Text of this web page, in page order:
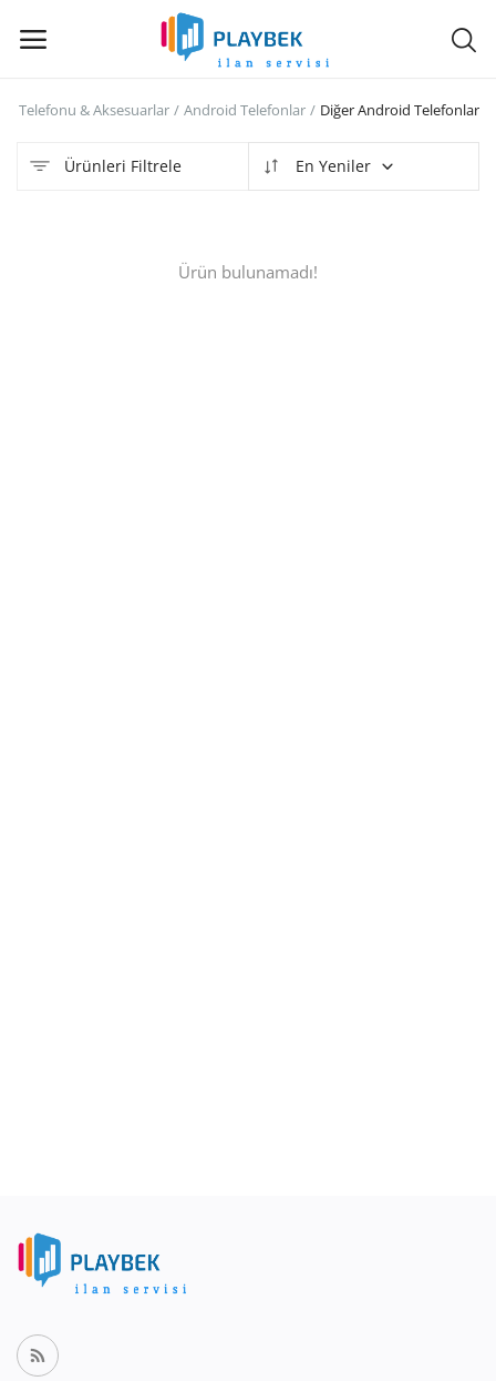
Sat
Telefonu & Aksesuarlar Android Telefonlar Diğer Android Telefonlar
Ürünleri Filtrele En Yeniler
Ürün bulunamadı!